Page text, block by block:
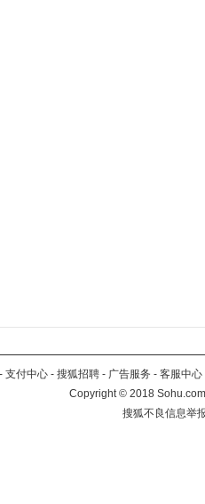
- 支付中心 - 搜狐招聘 - 广告服务 - 客服中心
Copyright©2018
搜狐不良信息举